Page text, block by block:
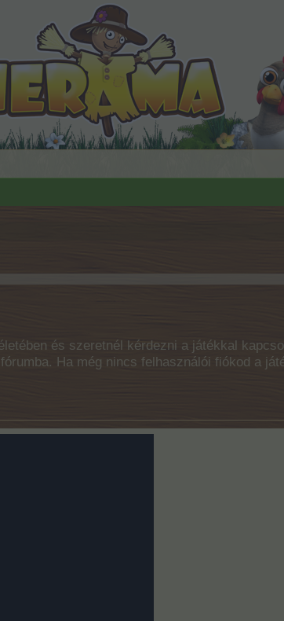
és szeretnél kérdezni a játékkal
Ha még nincs felhasználói fiókod a